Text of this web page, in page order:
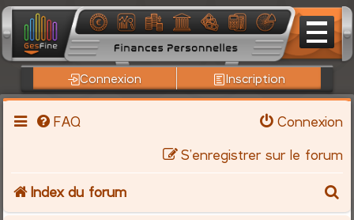
Connexion Inscription
FAQ
Connexion
S’enregistrer sur le forum
Index du forum